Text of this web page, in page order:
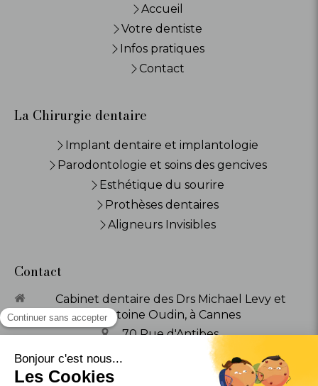
Accueil
Votre dentiste
Infos pratiques
Contact
La Chirurgie dentaire
Implant dentaire et implantologie
Parodontologie et soins des gencives
Esthétique du sourire
Prothèses dentaires
Aligneurs Invisibles
Contact
Cabinet dentaire des Drs Michael Levy et
Antoine Oudin, à Cannes
70 Rue d'Antibes
Cannes
Afficher le téléphone